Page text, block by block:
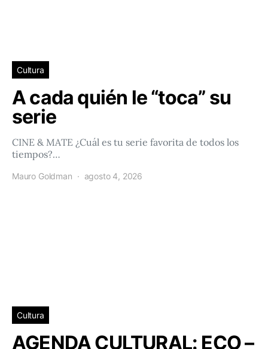
Cultura
A cada quién le “toca” su
serie
CINE & MATE ¿Cuál es tu serie favorita de todos los
tiempos?…
Mauro Goldman agosto 4, 2026
Cultura
AGENDA CULTURAL: ECO –